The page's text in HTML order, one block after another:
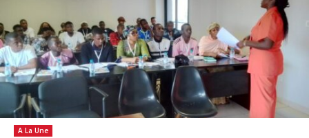
A La Une